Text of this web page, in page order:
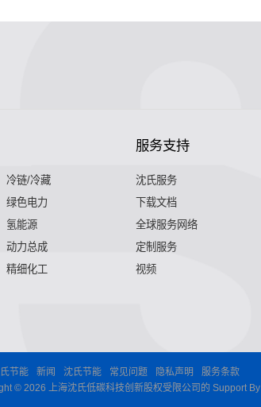
冷链/冷藏
绿色电力
氢能源
动力总成
精细化工
服务支持
沈氏服务
下载文档
全球服务网络
定制服务
视频
节能 新闻 沈氏节能 常见问题 隐私声明
服务条款
© 2026 上海沈氏低碳科技创新股权受限公司的 Support By